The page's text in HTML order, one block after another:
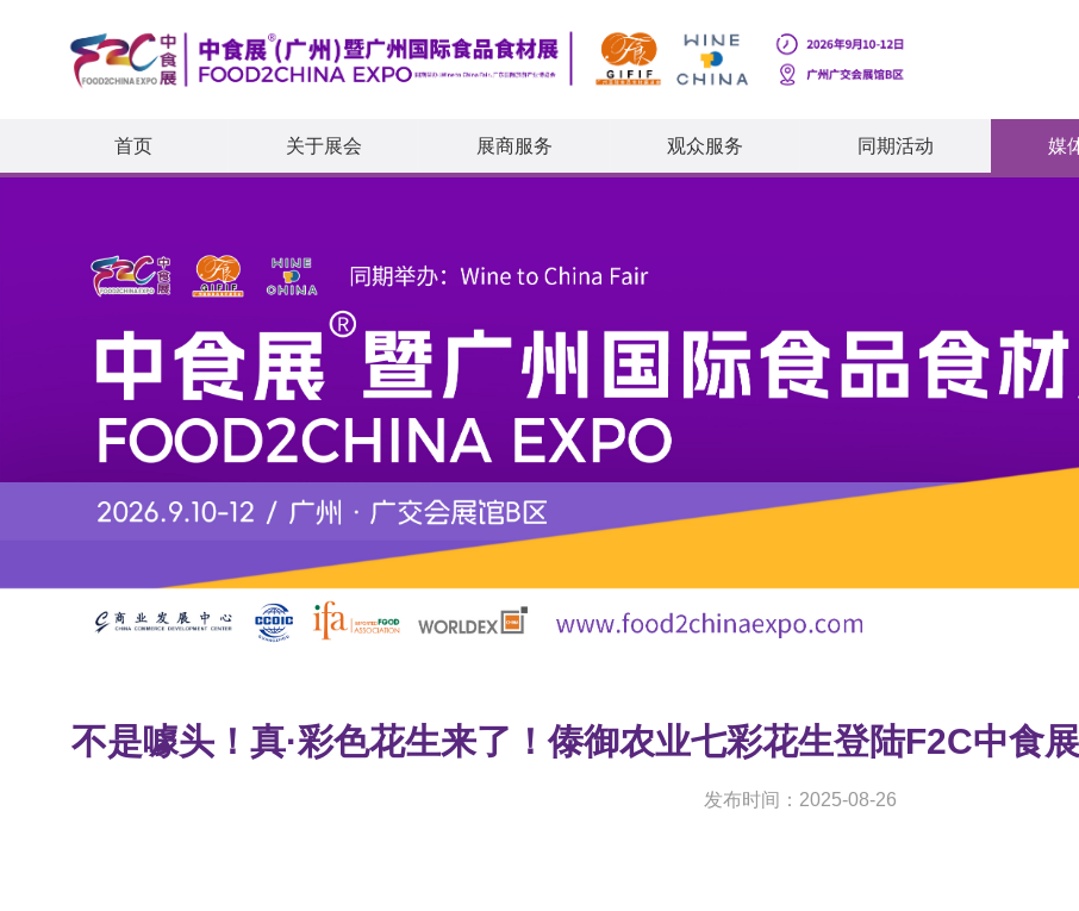
首页 关于展会 展商服务 观众服务 同期活动 媒
不是噱头！真·彩色花生来了！傣御农业七彩花生登陆F2C中食
发布时间：2025-08-26